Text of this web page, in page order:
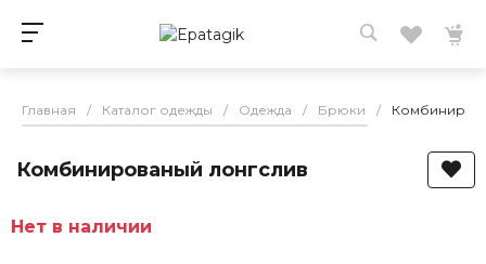
Главная / Каталог одежды / Одежда / Брюки /
Комбинированый лонгслив
Нет в наличии